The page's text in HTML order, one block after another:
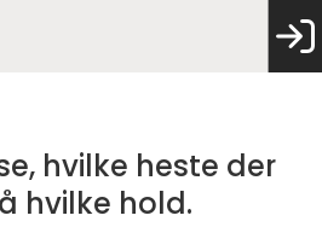
hvilke heste der
hvilke hold.